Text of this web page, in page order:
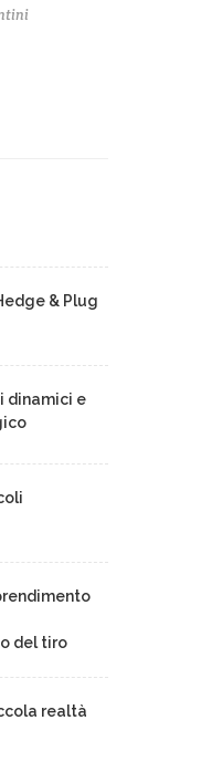
& Plug
dinamici e
del tiro
realtà